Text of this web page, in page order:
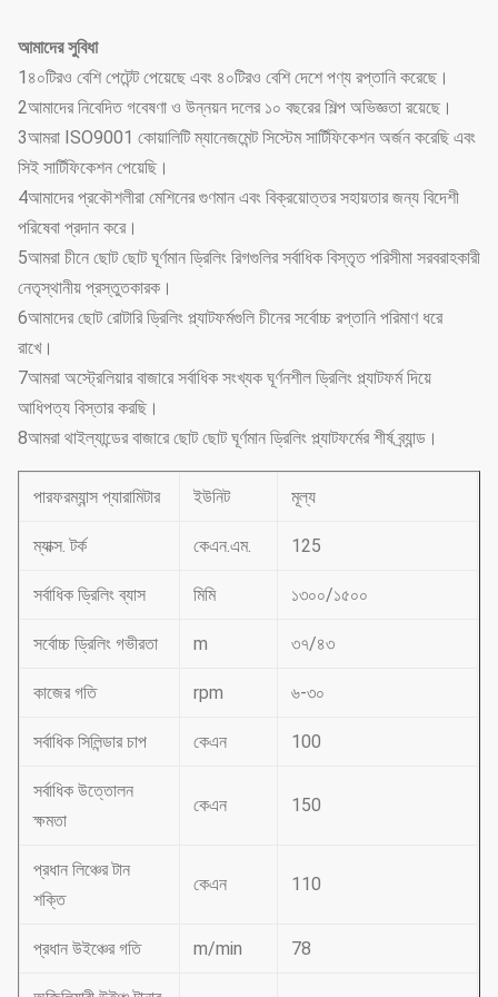
আমাদের সুবিধা
1৪০টিরও বেশি পেটেন্ট পেয়েছে এবং ৪০টিরও বেশি দেশে পণ্য রপ্তানি করেছে।
2আমাদের নিবেদিত গবেষণা ও উন্নয়ন দলের ১০ বছরের শিল্প অভিজ্ঞতা রয়েছে।
3আমরা ISO9001 কোয়ালিটি ম্যানেজমেন্ট সিস্টেম সার্টিফিকেশন অর্জন করেছি এবং
সিই সার্টিফিকেশন পেয়েছি।
4আমাদের প্রকৌশলীরা মেশিনের গুণমান এবং বিক্রয়োত্তর সহায়তার জন্য বিদেশী
পরিষেবা প্রদান করে।
5আমরা চীনে ছোট ছোট ঘূর্ণমান ড্রিলিং রিগগুলির সর্বাধিক বিস্তৃত পরিসীমা সরবরাহকারী
নেতৃস্থানীয় প্রস্তুতকারক।
6আমাদের ছোট রোটারি ড্রিলিং প্ল্যাটফর্মগুলি চীনের সর্বোচ্চ রপ্তানি পরিমাণ ধরে
রাখে।
7আমরা অস্ট্রেলিয়ার বাজারে সর্বাধিক সংখ্যক ঘূর্ণনশীল ড্রিলিং প্ল্যাটফর্ম দিয়ে
আধিপত্য বিস্তার করছি।
8আমরা থাইল্যান্ডের বাজারে ছোট ছোট ঘূর্ণমান ড্রিলিং প্ল্যাটফর্মের শীর্ষ ব্র্যান্ড।
পারফরম্যান্স প্যারামিটার ইউনিট মূল্য
ম্যাক্স. টর্ক কেএন.এম. 125
সর্বাধিক ড্রিলিং ব্যাস মিমি ১৩০০/১৫০০
সর্বোচ্চ ড্রিলিং গভীরতা m ৩৭/৪৩
কাজের গতি rpm ৬-৩০
সর্বাধিক সিলিন্ডার চাপ কেএন 100
সর্বাধিক উত্তোলন
ক্ষমতা
কেএন 150
প্রধান লিঞ্চের টান
শক্তি
কেএন 110
প্রধান উইঞ্চের গতি m/min 78